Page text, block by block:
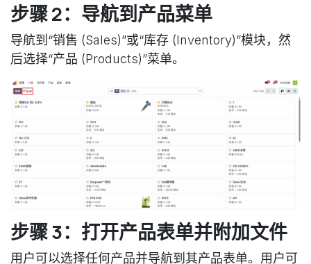
步骤 2：导航到产品菜单
导航到“销售 (Sales)”或“库存 (Inventory)”模块，然
后选择“产品 (Products)”菜单。
步骤 3：打开产品表单并附加文件
用户可以选择任何产品并导航到其产品表单。用户可